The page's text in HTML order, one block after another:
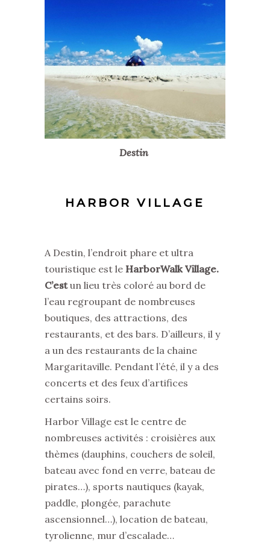
Destin
HARBOR VILLAGE
A Destin, l’endroit phare et ultra
touristique est le HarborWalk Village.
C’estun lieu très coloré au bord de
l’eau regroupant de nombreuses
boutiques, des attractions, des
restaurants, et des bars. D’ailleurs, il y
a un des restaurants de la chaine
Margaritaville. Pendant l’été, il y a des
concerts et des feux d’artifices
certains soirs.
Harbor Village est le centre de
nombreuses activités : croisières aux
thèmes (dauphins, couchers de soleil,
bateau avec fond en verre, bateau de
pirates…), sports nautiques (kayak,
paddle, plongée, parachute
ascensionnel…), location de bateau,
tyrolienne, mur d’escalade…